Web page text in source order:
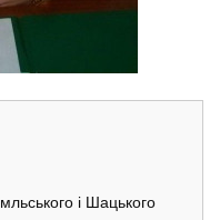
і Шацького